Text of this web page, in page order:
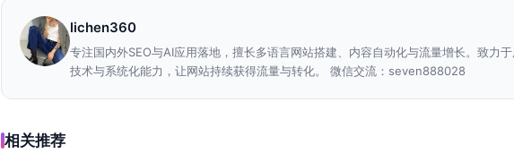
lichen360
专注国内外SEO与AI应用落地，擅长多语言网站搭建、内容自动化与流量增长。致力于
技术与系统化能力，让网站持续获得流量与转化。 微信交流：seven888028
相关推荐